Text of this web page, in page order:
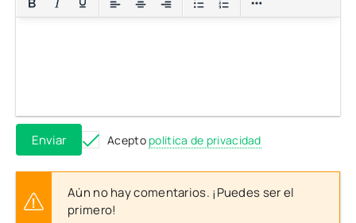
Enviar Acepto política de privacidad
Aún no hay comentarios. ¡Puedes ser el
primero!